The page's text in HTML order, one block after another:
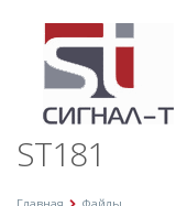
ST181